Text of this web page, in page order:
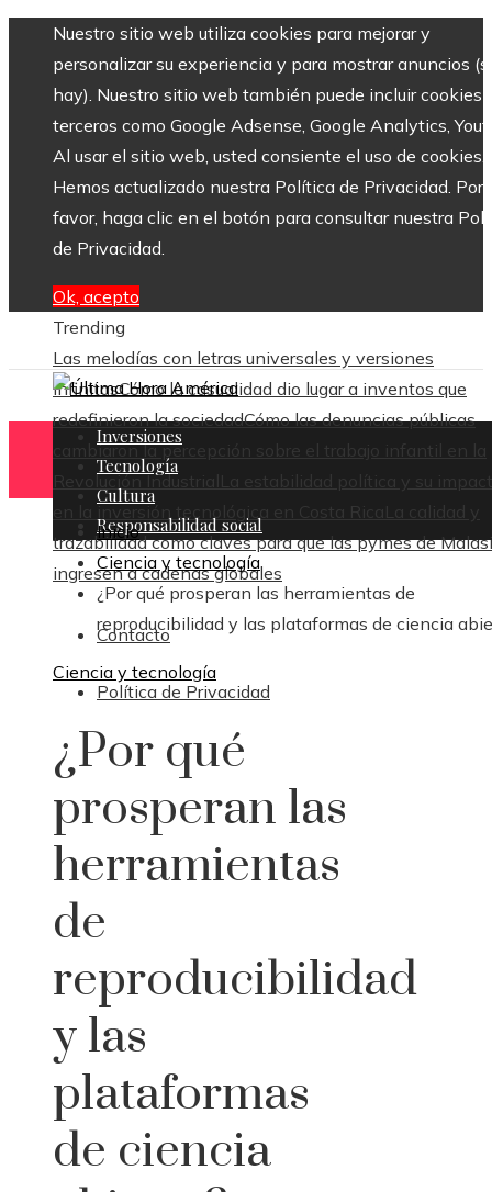
Nuestro sitio web utiliza cookies para mejorar y
personalizar su experiencia y para mostrar anuncios
hay). Nuestro sitio web también puede incluir cookies
terceros como Google Adsense, Google Analytics,
Al usar el sitio web, usted consiente el uso de cookies.
Hemos actualizado nuestra Política de Privacidad. Por
favor, haga clic en el botón para consultar nuestra
de Privacidad.
Ok, acepto
Trending
Las melodías con letras universales y versiones
infinitasCómo la casualidad dio lugar a inventos que
redefinieron la sociedadCómo las denuncias públicas
cambiaron la percepción sobre el trabajo infantil en la
Revolución Industrial
La estabilidad política y su
en la inversión tecnológica en Costa Rica
La calidad y
trazabilidad como claves para que las pymes de
ingresen a cadenas globales
Contacto
Política de Privacidad
Inversiones
Tecnología
Cultura
Responsabilidad social
Inicio
Ciencia y tecnología
¿Por qué prosperan las herramientas de
reproducibilidad y las plataformas de ciencia
Ciencia y tecnología
¿Por qué
prosperan las
herramientas
de
reproducibilidad
y las
plataformas
de ciencia